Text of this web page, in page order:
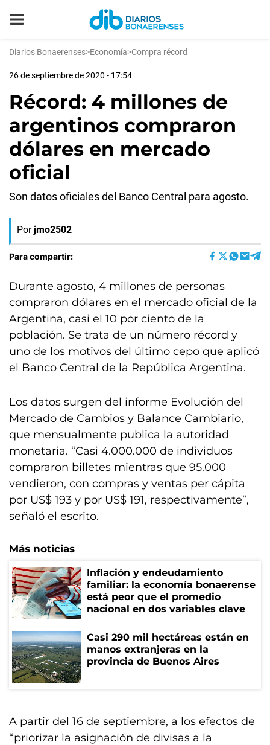
Diarios Bonaerenses>Economía>Compra récord
26 de septiembre de 2020 - 17:54
Récord: 4 millones de
argentinos compraron
dólares en mercado
oficial
Son datos oficiales del Banco Central para agosto.
Por jmo2502
Para compartir:
Durante agosto, 4 millones de personas
compraron dólares en el mercado oficial de la
Argentina, casi el 10 por ciento de la
población. Se trata de un número récord y
uno de los motivos del último cepo que aplicó
el Banco Central de la República Argentina.
Los datos surgen del informe Evolución del
Mercado de Cambios y Balance Cambiario,
que mensualmente publica la autoridad
monetaria. “Casi 4.000.000 de individuos
compraron billetes mientras que 95.000
vendieron, con compras y ventas per cápita
por US$ 193 y por US$ 191, respectivamente”,
señaló el escrito.
Más noticias
Inflación y endeudamiento
familiar: la economía bonaerense
está peor que el promedio
nacional en dos variables clave
Casi 290 mil hectáreas están en
manos extranjeras en la
provincia de Buenos Aires
A partir del 16 de septiembre, a los efectos de
“priorizar la asignación de divisas a la